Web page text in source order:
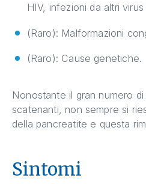
HIV, infezioni da altri
(Raro): Malformazioni
(Raro): Cause genetiche.
Nonostante il gran numero
scatenanti, non sempre si
della pancreatite e questa
Sintomi